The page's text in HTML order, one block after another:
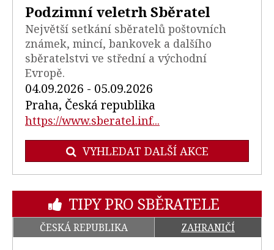
Podzimní veletrh Sběratel
Největší setkání sběratelů poštovních
známek, mincí, bankovek a dalšího
sběratelstvi ve střední a východní
Evropě.
04.09.2026 - 05.09.2026
Praha, Česká republika
https://www.sberatel.inf...
VYHLEDAT DALŠÍ AKCE
TIPY PRO SBĚRATELE
ČESKÁ REPUBLIKA ZAHRANIČÍ